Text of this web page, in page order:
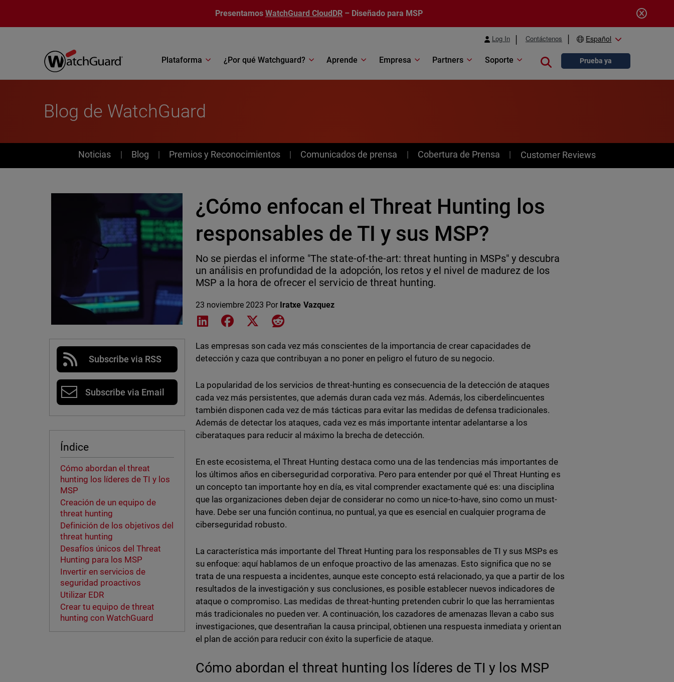
Presentamos WatchGuard CloudDR – Diseñado para MSP
Log In Contáctenos Español
Plataforma ¿Por qué Watchguard? Aprende Empresa Partners Soporte Close searchPrueba ya
Blog de WatchGuard
News
Noticias Blog Premios y Reconocimientos Comunicados de prensa Cobertura de Prensa Customer Reviews
Subscribe via RSS
Subscribe via Email
Índice
Cómo abordan el threat
hunting los líderes de TI y los
MSP
Creación de un equipo de
threat hunting
Definición de los objetivos del
threat hunting
Desafíos únicos del Threat
Hunting para los MSP
Invertir en servicios de
seguridad proactivos
Utilizar EDR
Crear tu equipo de threat
hunting con WatchGuard
¿Cómo enfocan el Threat Hunting los
responsables de TI y sus MSP?
No se pierdas el informe "The state-of-the-art: threat hunting in MSPs" y descubra
un análisis en profundidad de la adopción, los retos y el nivel de madurez de los
MSP a la hora de ofrecer el servicio de threat hunting.
23 noviembre 2023 Por Iratxe Vazquez
Share on LinkedIn
Share on Facebook
Share on XShare on Reddit
Las empresas son cada vez más conscientes de la importancia de crear capacidades de
detección y caza que contribuyan a no poner en peligro el futuro de su negocio.
La popularidad de los servicios de threat-hunting es consecuencia de la detección de ataques
cada vez más persistentes, que además duran cada vez más. Además, los ciberdelincuentes
también disponen cada vez de más tácticas para evitar las medidas de defensa tradicionales.
Además de detectar los ataques, cada vez es más importante intentar adelantarse a los
ciberataques para reducir al máximo la brecha de detección.
En este ecosistema, el Threat Hunting destaca como una de las tendencias más importantes de
los últimos años en ciberseguridad corporativa. Pero para entender por qué el Threat Hunting es
un concepto tan importante hoy en día, es vital comprender exactamente qué es: una disciplina
que las organizaciones deben dejar de considerar no como un nice-to-have, sino como un must-
have. Debe ser una función continua, no puntual, ya que es esencial en cualquier programa de
ciberseguridad robusto.
La característica más importante del Threat Hunting para los responsables de TI y sus MSPs es
su enfoque: aquí hablamos de un enfoque proactivo de las amenazas. Esto significa que no se
trata de una respuesta a incidentes, aunque este concepto está relacionado, ya que a partir de los
resultados de la investigación y sus conclusiones, es posible establecer nuevos indicadores de
ataque o compromiso. Las medidas de threat-hunting pretenden cubrir lo que las herramientas
más tradicionales no pueden ver. A continuación, los cazadores de amenazas llevan a cabo sus
investigaciones, que desentrañan la causa principal, obtienen una respuesta inmediata y orientan
el plan de acción para reducir con éxito la superficie de ataque.
Cómo abordan el threat hunting los líderes de TI y los MSP